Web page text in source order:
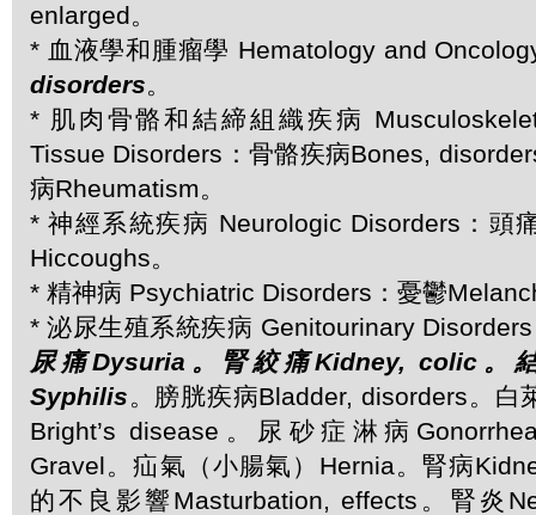
enlarged。
* 血液學和腫瘤學 Hematology and
disorders。
* 肌肉骨骼和結締組織疾病
Tissue Disorders：骨骼疾病Bones,
病Rheumatism。
* 神經系統疾病 Neurologic Disorders：頭
Hiccoughs。
* 精神病 Psychiatric Disorders：憂鬱
* 泌尿生殖系統疾病 Genitourinary
尿痛Dysuria。腎絞痛Kidney, colic。
Syphilis。膀胱疾病Bladder, disorders。白
Bright’s disease。尿砂症淋病
Gravel。疝氣（小腸氣）Hernia。腎病
的不良影響Masturbation, effects。腎炎